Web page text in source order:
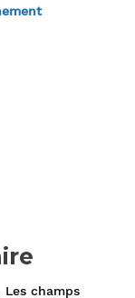
Les champs